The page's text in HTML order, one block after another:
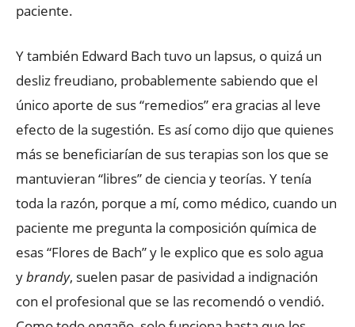
paciente.
Y también Edward Bach tuvo un lapsus, o quizá un
desliz freudiano, probablemente sabiendo que el
único aporte de sus “remedios” era gracias al leve
efecto de la sugestión. Es así como dijo que quienes
más se beneficiarían de sus terapias son los que se
mantuvieran “libres” de ciencia y teorías. Y tenía
toda la razón, porque a mí, como médico, cuando un
paciente me pregunta la composición química de
esas “Flores de Bach” y le explico que es solo agua
ybrandy, suelen pasar de pasividad a indignación
con el profesional que se las recomendó o vendió.